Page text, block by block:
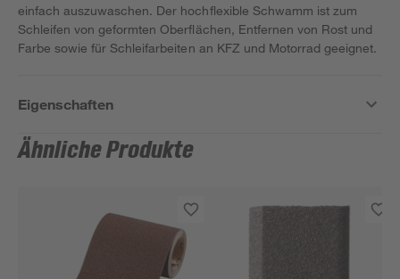
einfach auszuwaschen. Der hochflexible Schwamm ist zum
Schleifen von geformten Oberflächen, Entfernen von Rost und
Farbe sowie für Schleifarbeiten an KFZ und Motorrad geeignet.
Eigenschaften
Ähnliche Produkte